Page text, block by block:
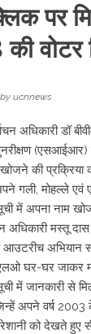
पर
वोटर
by ucnnews
अधिकारी डॉ
की प्रक्रिया
गली, मोहल्ले एवं
में अपना नाम
अधिकारी मस्तू
अभियान
घर-घर जाकर
में जानकारी से
अपने वर्ष 2003
को देखते हुए